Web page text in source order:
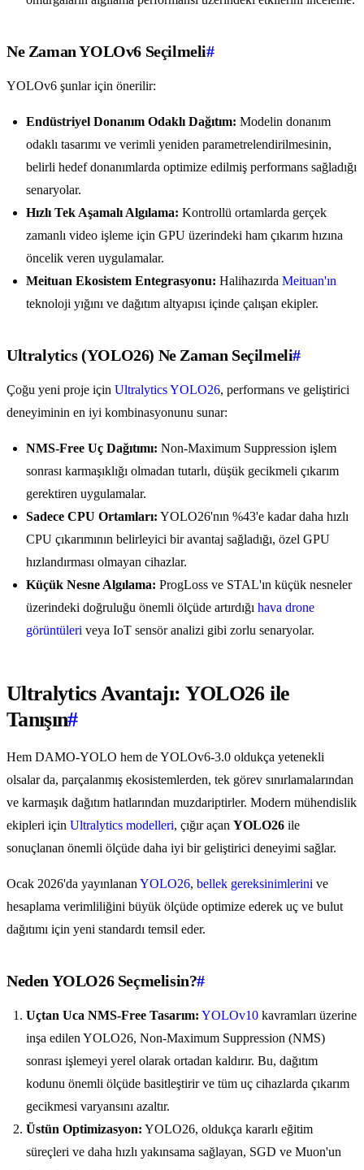
Ne Zaman YOLOv6 Seçilmeli#
YOLOv6 şunlar için önerilir:
Endüstriyel Donanım Odaklı Dağıtım: Modelin donanım
odaklı tasarımı ve verimli yeniden parametrelendirilmesinin,
belirli hedef donanımlarda optimize edilmiş performans sağladığı
senaryolar.
Hızlı Tek Aşamalı Algılama: Kontrollü ortamlarda gerçek
zamanlı video işleme için GPU üzerindeki ham çıkarım hızına
öncelik veren uygulamalar.
Meituan Ekosistem Entegrasyonu: Halihazırda Meituan'ın
teknoloji yığını ve dağıtım altyapısı içinde çalışan ekipler.
Ultralytics (YOLO26) Ne Zaman Seçilmeli#
Çoğu yeni proje için Ultralytics YOLO26, performans ve geliştirici
deneyiminin en iyi kombinasyonunu sunar:
NMS-Free Uç Dağıtımı: Non-Maximum Suppression işlem
sonrası karmaşıklığı olmadan tutarlı, düşük gecikmeli çıkarım
gerektiren uygulamalar.
Sadece CPU Ortamları: YOLO26'nın %43'e kadar daha hızlı
CPU çıkarımının belirleyici bir avantaj sağladığı, özel GPU
hızlandırması olmayan cihazlar.
Küçük Nesne Algılama: ProgLoss ve STAL'ın küçük nesneler
üzerindeki doğruluğu önemli ölçüde artırdığı hava drone
görüntüleri veya IoT sensör analizi gibi zorlu senaryolar.
Ultralytics Avantajı: YOLO26 ile
Tanışın#
Hem DAMO-YOLO hem de YOLOv6-3.0 oldukça yetenekli
olsalar da, parçalanmış ekosistemlerden, tek görev sınırlamalarından
ve karmaşık dağıtım hatlarından muzdariptirler. Modern mühendislik
ekipleri için Ultralytics modelleri, çığır açan YOLO26 ile
sonuçlanan önemli ölçüde daha iyi bir geliştirici deneyimi sağlar.
Ocak 2026'da yayınlanan YOLO26, bellek gereksinimlerini ve
hesaplama verimliliğini büyük ölçüde optimize ederek uç ve bulut
dağıtımı için yeni standardı temsil eder.
Neden YOLO26 Seçmelisin?#
Uçtan Uca NMS-Free Tasarım: YOLOv10 kavramları üzerine
inşa edilen YOLO26, Non-Maximum Suppression (NMS)
sonrası işlemeyi yerel olarak ortadan kaldırır. Bu, dağıtım
kodunu önemli ölçüde basitleştirir ve tüm uç cihazlarda çıkarım
gecikmesi varyansını azaltır.
Üstün Optimizasyon: YOLO26, oldukça kararlı eğitim
süreçleri ve daha hızlı yakınsama sağlayan, SGD ve Muon'un